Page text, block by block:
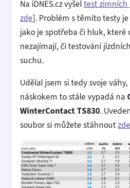
Na iDNES.cz vyšeltest zimních
zde]. Problém s těmito testy
jako je spotřeba či hluk, které
nezajímají, či testování
suchu.
Udělal jsem si tedy svoje
náskokem to stále vypadá na
WinterContact TS830.
soubor si můžete stáhnoutzde